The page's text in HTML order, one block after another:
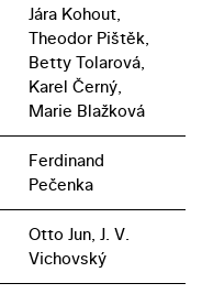
Jára Kohout,
Theodor Pištěk,
Betty Tolarová,
Karel Černý,
Marie Blažková
Ferdinand
Pečenka
Otto Jun, J. V.
Vichovský